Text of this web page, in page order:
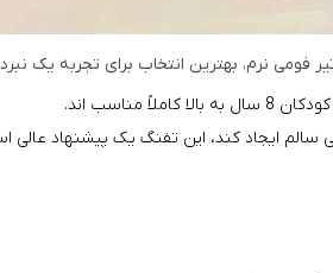
ایجاد کند، این تفنگ یک پیشنهاد عالی